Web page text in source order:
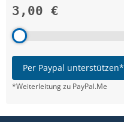
3,00 €
Per Paypal unterstützen*
*Weiterleitung zu PayPal.Me